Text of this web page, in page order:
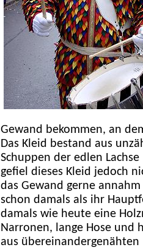
Gewand bekommen, an
Das Kleid bestand aus
Schuppen der edlen
gefiel dieses Kleid jedoch
das Gewand gerne
schon damals als ihr
damals wie heute eine
Narronen, lange Hose und
aus